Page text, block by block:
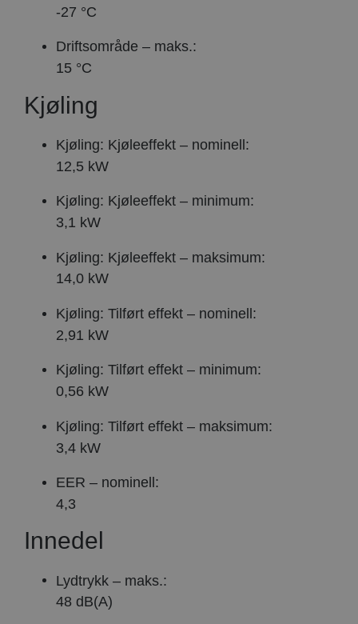
-27 °C
Driftsområde – maks.:
15 °C
Kjøling
Kjøling: Kjøleeffekt – nominell:
12,5 kW
Kjøling: Kjøleeffekt – minimum:
3,1 kW
Kjøling: Kjøleeffekt – maksimum:
14,0 kW
Kjøling: Tilført effekt – nominell:
2,91 kW
Kjøling: Tilført effekt – minimum:
0,56 kW
Kjøling: Tilført effekt – maksimum:
3,4 kW
EER – nominell:
4,3
Innedel
Lydtrykk – maks.:
48 dB(A)